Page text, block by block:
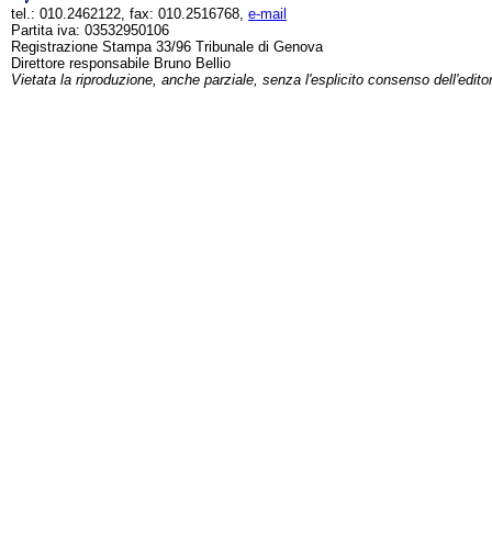
tel.: 010.2462122, fax: 010.2516768, e-mail
Partita iva: 03532950106
Registrazione Stampa 33/96 Tribunale di Genova
Direttore responsabile Bruno Bellio
Vietata la riproduzione, anche parziale, senza l'esplicito consenso